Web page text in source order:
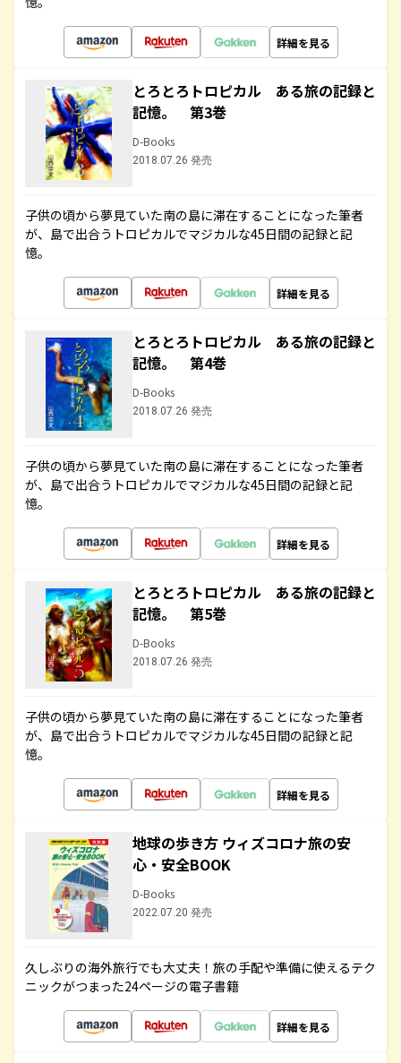
詳細を見る
とろとろトロピカル ある旅の記録と
記憶。 第3巻
D-Books
2018.07.26 発売
子供の頃から夢見ていた南の島に滞在することになった筆者
が、島で出合うトロピカルでマジカルな45日間の記録と記
憶。
詳細を見る
とろとろトロピカル ある旅の記録と
記憶。 第4巻
D-Books
2018.07.26 発売
子供の頃から夢見ていた南の島に滞在することになった筆者
が、島で出合うトロピカルでマジカルな45日間の記録と記
憶。
詳細を見る
とろとろトロピカル ある旅の記録と
記憶。 第5巻
D-Books
2018.07.26 発売
子供の頃から夢見ていた南の島に滞在することになった筆者
が、島で出合うトロピカルでマジカルな45日間の記録と記
憶。
詳細を見る
地球の歩き方 ウィズコロナ旅の安
心・安全BOOK
D-Books
2022.07.20 発売
久しぶりの海外旅行でも大丈夫！旅の手配や準備に使えるテク
ニックがつまった24ページの電子書籍
詳細を見る